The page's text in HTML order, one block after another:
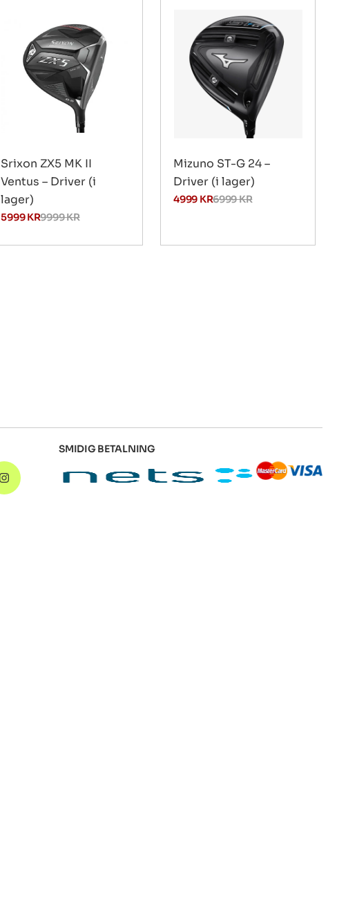
Srixon ZX5 MK II
Ventus – Driver (i
lager)
9999KR
5999KR
Mizuno ST-G 24 –
Driver (i lager)
6999KR
4999 KR
SMIDIG BETALNING